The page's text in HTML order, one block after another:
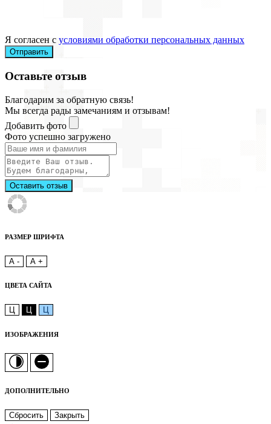
Я согласен с условиями обработки персональных данных
Отправить
Оставьте отзыв
Благодарим за обратную связь!
Мы всегда рады замечаниям и отзывам!
Добавить фото
Фото успешно загружено
Оставить отзыв
РАЗМЕР ШРИФТА
A - A +
ЦВЕТА САЙТА
Ц Ц Ц
ИЗОБРАЖЕНИЯ
ДОПОЛНИТЕЛЬНО
Сбросить Закрыть